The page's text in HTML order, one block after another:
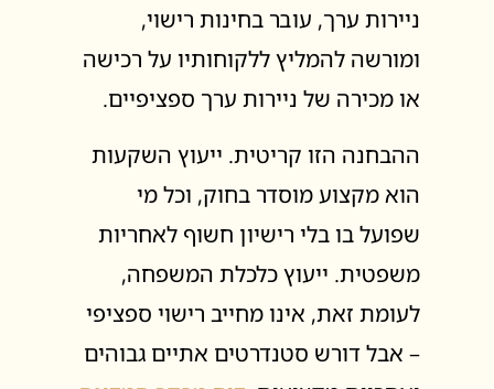
ניירות ערך, עובר בחינות רישוי,
ומורשה להמליץ ללקוחותיו על רכישה
או מכירה של ניירות ערך ספציפיים.
ההבחנה הזו קריטית. ייעוץ השקעות
הוא מקצוע מוסדר בחוק, וכל מי
שפועל בו בלי רישיון חשוף לאחריות
משפטית. ייעוץ כלכלת המשפחה,
לעומת זאת, אינו מחייב רישוי ספציפי
– אבל דורש סטנדרטים אתיים גבוהים